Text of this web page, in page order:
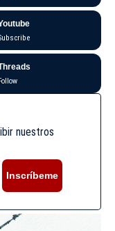
nuestros
Inscríbeme